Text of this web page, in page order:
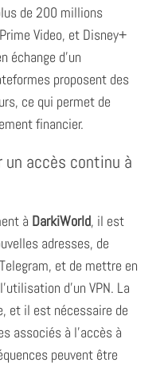
de 200 millions
Video, et Disney+
échange d’un
proposent des
ce qui permet de
financier.
accès continu à
à DarkiWorld, il est
adresses, de
et de mettre en
d’un VPN. La
et il est nécessaire de
associés à l’accès à
peuvent être